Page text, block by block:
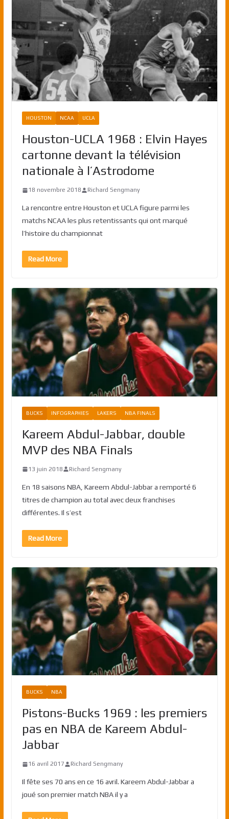
HOUSTON NCAA UCLA
Houston-UCLA 1968 : Elvin Hayes
cartonne devant la télévision
nationale à l’Astrodome
18 novembre 2018 Richard Sengmany
La rencontre entre Houston et UCLA figure parmi les
matchs NCAA les plus retentissants qui ont marqué
l’histoire du championnat
Read More
BUCKS INFOGRAPHIES LAKERS NBA FINALS
Kareem Abdul-Jabbar, double
MVP des NBA Finals
13 juin 2018 Richard Sengmany
En 18 saisons NBA, Kareem Abdul-Jabbar a remporté 6
titres de champion au total avec deux franchises
différentes. Il s’est
Read More
BUCKS NBA
Pistons-Bucks 1969 : les premiers
pas en NBA de Kareem Abdul-
Jabbar
16 avril 2017 Richard Sengmany
Il fête ses 70 ans en ce 16 avril. Kareem Abdul-Jabbar a
joué son premier match NBA il y a